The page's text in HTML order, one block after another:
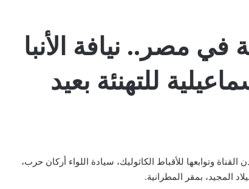
في مصر.. نيافة الأنبا
للتهنئة بعيد
وتوابعها للأقباط الكاثوليك، سيادة اللواء أركان حرب،
المجيد، بمقر المطرانية.